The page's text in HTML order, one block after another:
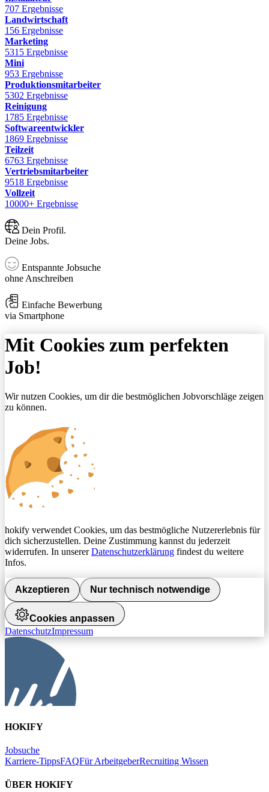
707 Ergebnisse
Landwirtschaft
156 Ergebnisse
Marketing
5315 Ergebnisse
Mini
953 Ergebnisse
Produktionsmitarbeiter
5302 Ergebnisse
Reinigung
1785 Ergebnisse
Softwareentwickler
1869 Ergebnisse
Teilzeit
6763 Ergebnisse
Vertriebsmitarbeiter
9518 Ergebnisse
Vollzeit
10000+ Ergebnisse
Dein Profil.
Deine Jobs.
Entspannte Jobsuche
ohne Anschreiben
Einfache Bewerbung
via Smartphone
Mit Cookies zum perfekten
Job!
Wir nutzen Cookies, um dir die bestmöglichen Jobvorschläge zeigen
zu können.
hokify verwendet Cookies, um das bestmögliche Nutzererlebnis für
dich sicherzustellen. Deine Zustimmung kannst du jederzeit
widerrufen. In unsererDatenschutzerklärung findest du weitere
Infos.
Akzeptieren Nur technisch notwendige
Cookies anpassen
DatenschutzImpressum
HOKIFY
Jobsuche
Karriere-TippsFAQFür ArbeitgeberRecruiting Wissen
ÜBER HOKIFY